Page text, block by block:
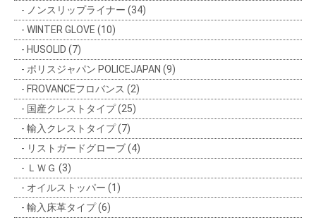
ノンスリップライナー (34)
WINTER GLOVE (10)
HUSOLID (7)
ポリスジャパン POLICEJAPAN (9)
FROVANCEフロバンス (2)
国産クレストタイプ (25)
輸入クレストタイプ (7)
リストガードグローブ (4)
ＬＷＧ (3)
オイルストッパー (1)
輸入床革タイプ (6)